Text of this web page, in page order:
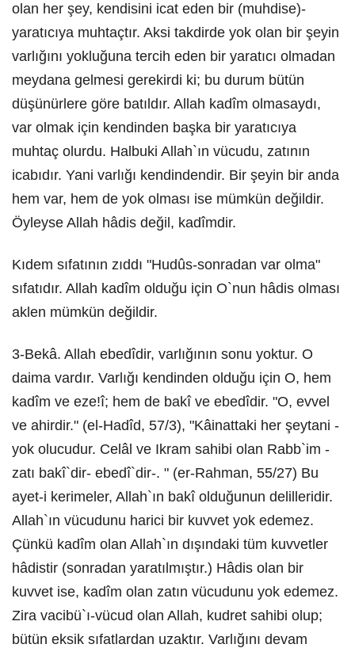
olan her şey, kendisini icat eden bir (muhdise)-
yaratıcıya muhtaçtır. Aksi takdirde yok olan bir şeyin
varlığını yokluğuna tercih eden bir yaratıcı olmadan
meydana gelmesi gerekirdi ki; bu durum bütün
düşünürlere göre batıldır. Allah kadîm olmasaydı,
var olmak için kendinden başka bir yaratıcıya
muhtaç olurdu. Halbuki Allah`ın vücudu, zatının
icabıdır. Yani varlığı kendindendir. Bir şeyin bir anda
hem var, hem de yok olması ise mümkün değildir.
Öyleyse Allah hâdis değil, kadîmdir.
Kıdem sıfatının zıddı "Hudûs-sonradan var olma"
sıfatıdır. Allah kadîm olduğu için O`nun hâdis olması
aklen mümkün değildir.
3-Bekâ. Allah ebedîdir, varlığının sonu yoktur. O
daima vardır. Varlığı kendinden olduğu için O, hem
kadîm ve eze!î; hem de bakî ve ebedîdir. "O, evvel
ve ahirdir." (el-Hadîd, 57/3), "Kâinattaki her şeytani -
yok olucudur. Celâl ve Ikram sahibi olan Rabb`im -
zatı bakî`dir- ebedî`dir-. " (er-Rahman, 55/27) Bu
ayet-i kerimeler, Allah`ın bakî olduğunun delilleridir.
Allah`ın vücudunu harici bir kuvvet yok edemez.
Çünkü kadîm olan Allah`ın dışındaki tüm kuvvetler
hâdistir (sonradan yaratılmıştır.) Hâdis olan bir
kuvvet ise, kadîm olan zatın vücudunu yok edemez.
Zira vacibü`ı-vücud olan Allah, kudret sahibi olup;
bütün eksik sıfatlardan uzaktır. Varlığını devam